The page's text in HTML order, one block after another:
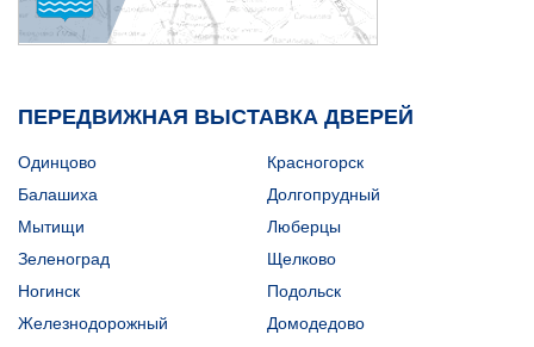
ПЕРЕДВИЖНАЯ ВЫСТАВКА ДВЕРЕЙ
Одинцово
Красногорск
Балашиха
Долгопрудный
Мытищи
Люберцы
Зеленоград
Щелково
Ногинск
Подольск
Железнодорожный
Домодедово